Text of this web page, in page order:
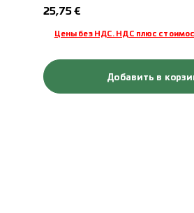
Обычная цена:
25,75 €
Цены без НДС. НДС плюс
Добавить в